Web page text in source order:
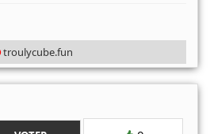
troulycube.fun